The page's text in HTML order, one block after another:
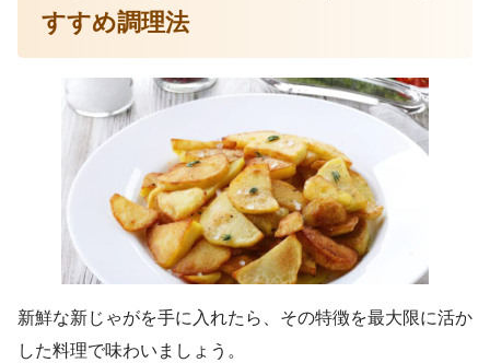
すすめ調理法
新鮮な新じゃがを手に入れたら、その特徴を最大限に活か
した料理で味わいましょう。